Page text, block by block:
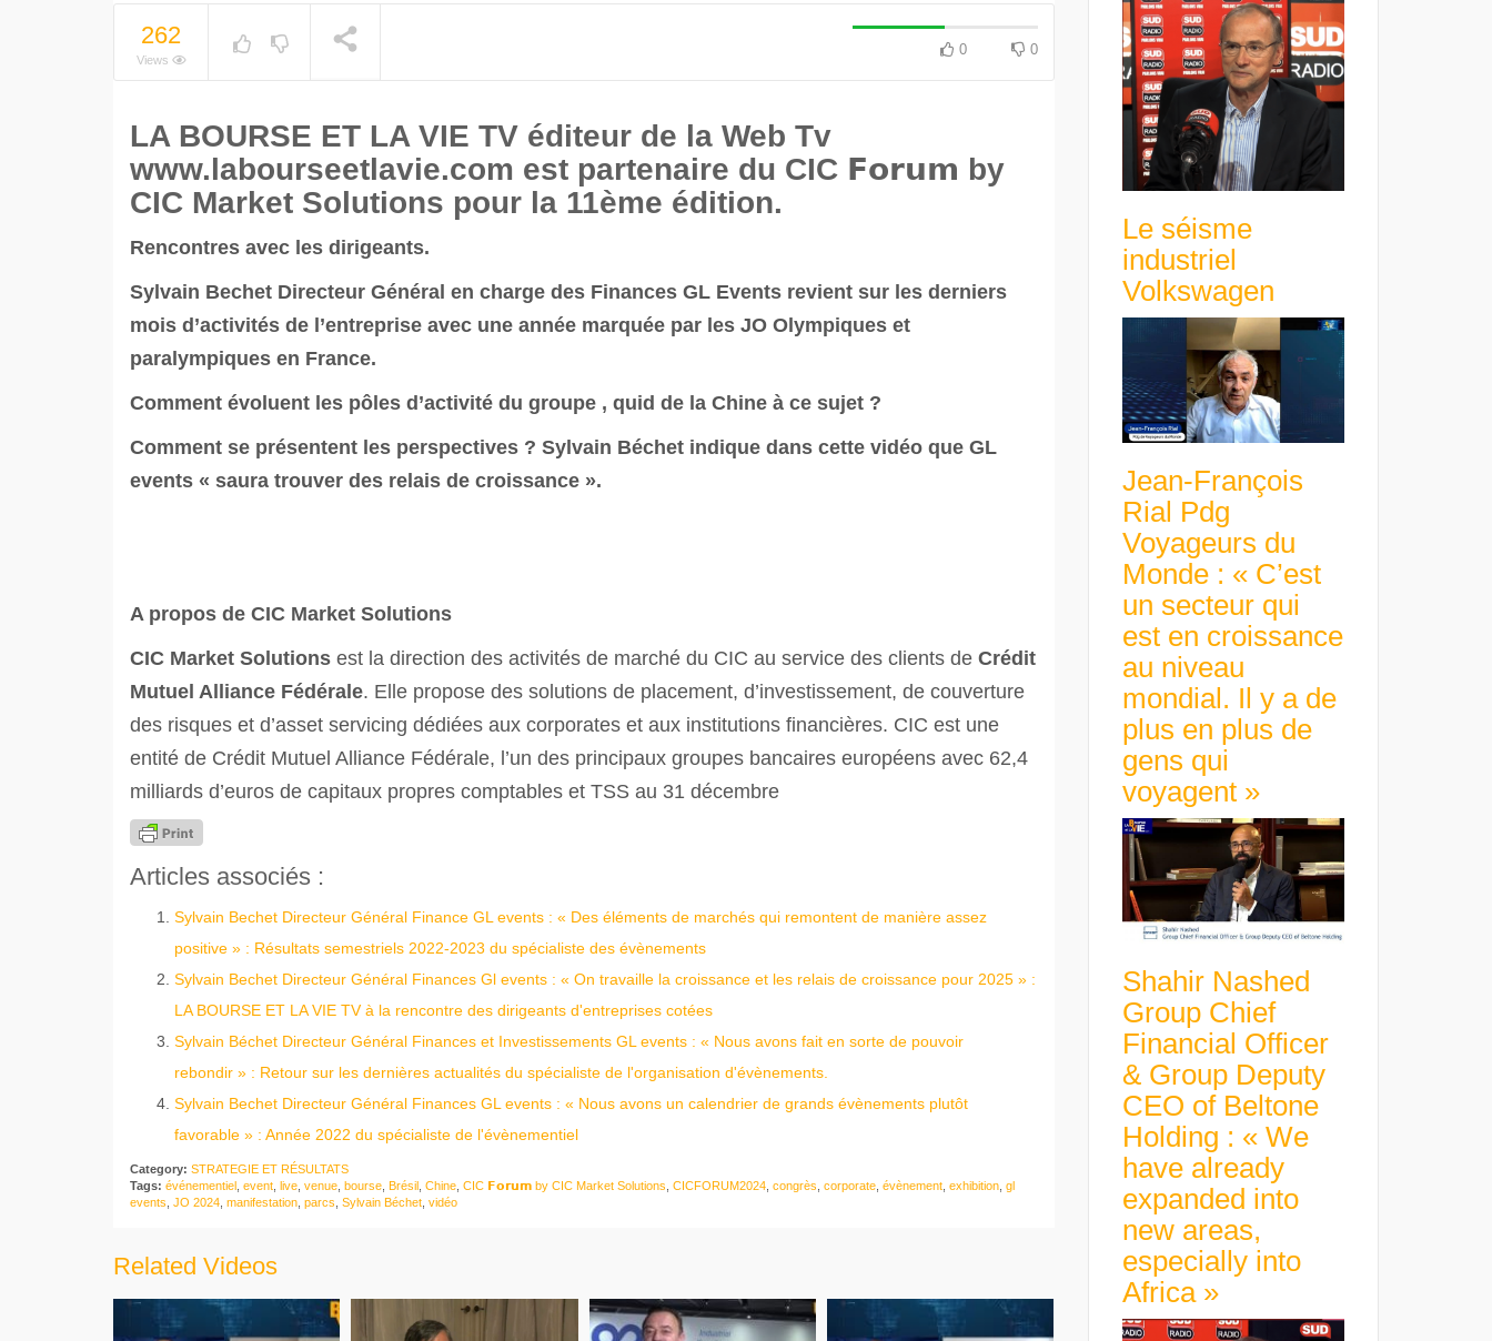
NOW PLAYING
Euro numérique : la BCE
avance avec un frein à main !
262
Views
0 0
LA BOURSE ET LA VIE TV éditeur de la Web Tv
www.labourseetlavie.com est partenaire du CIC 𝗙𝗼𝗿𝘂𝗺 by
CIC Market Solutions pour la 11ème édition.
Rencontres avec les dirigeants.
Sylvain Bechet Directeur Général en charge des Finances GL Events revient sur les derniers
mois d’activités de l’entreprise avec une année marquée par les JO Olympiques et
paralympiques en France.
Comment évoluent les pôles d’activité du groupe , quid de la Chine à ce sujet ?
Comment se présentent les perspectives ? Sylvain Béchet indique dans cette vidéo que GL
events « saura trouver des relais de croissance ».
A propos de CIC Market Solutions
CIC Market Solutions est la direction des activités de marché du CIC au service des clients de Crédit
Mutuel Alliance Fédérale. Elle propose des solutions de placement, d’investissement, de couverture
des risques et d’asset servicing dédiées aux corporates et aux institutions financières. CIC est une
entité de Crédit Mutuel Alliance Fédérale, l’un des principaux groupes bancaires européens avec 62,4
milliards d’euros de capitaux propres comptables et TSS au 31 décembre
Articles associés :
Sylvain Bechet Directeur Général Finance GL events : « Des éléments de marchés qui remontent de manière assez
positive » : Résultats semestriels 2022-2023 du spécialiste des évènements
Sylvain Bechet Directeur Général Finances Gl events : « On travaille la croissance et les relais de croissance pour 2025 » :
LA BOURSE ET LA VIE TV à la rencontre des dirigeants d'entreprises cotées
Sylvain Béchet Directeur Général Finances et Investissements GL events : « Nous avons fait en sorte de pouvoir
rebondir » : Retour sur les dernières actualités du spécialiste de l'organisation d'évènements.
Sylvain Bechet Directeur Général Finances GL events : « Nous avons un calendrier de grands évènements plutôt
favorable » : Année 2022 du spécialiste de l'évènementiel
Category: STRATEGIE ET RÉSULTATS
Tags: événementiel event live venue bourse Brésil Chine CIC 𝗙𝗼𝗿𝘂𝗺 by CIC Market Solutions CICFORUM2024 congrès corporate évènement exhibition gl
events JO 2024 manifestation parcs Sylvain Béchet vidéo
Related Videos
Le séisme
industriel
Volkswagen
Jean-François
Rial Pdg
Voyageurs du
Monde : « C’est
un secteur qui
est en croissance
au niveau
mondial. Il y a de
plus en plus de
gens qui
voyagent »
Shahir Nashed
Group Chief
Financial Officer
& Group Deputy
CEO of Beltone
Holding : « We
have already
expanded into
new areas,
especially into
Africa »